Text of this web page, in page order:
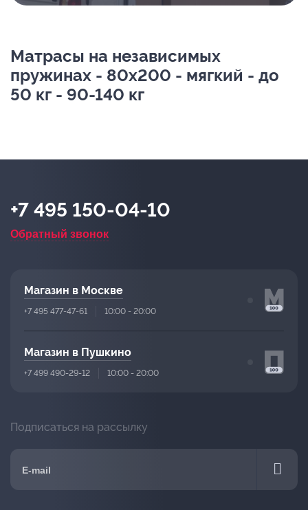
Матрасы на независимых
пружинах - 80х200 - мягкий - до
50 кг - 90-140 кг
+7 495 150-04-10
Обратный звонок
Магазин в Москве
+7 495 477-47-61 10:00 - 20:00
Магазин в Пушкино
+7 499 490-29-12 10:00 - 20:00
Подписаться на рассылку